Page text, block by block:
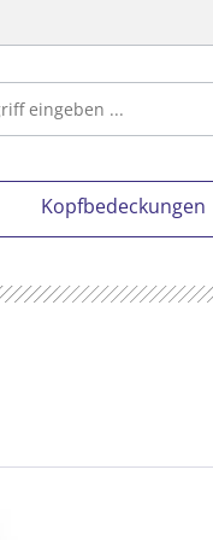
Kopfbedeckungen